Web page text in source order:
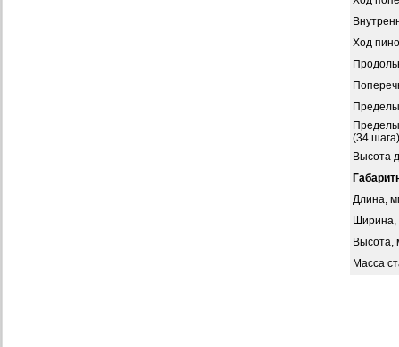
Ход
(34 шага)
Высота
Длина,
Ширина,
Высота,
Масса